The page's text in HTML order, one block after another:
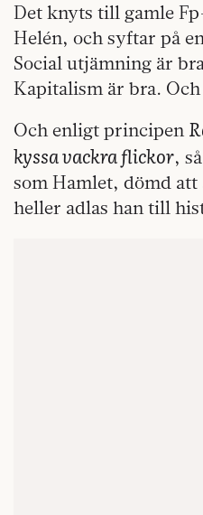
Det knyts till gamle
Helén, och syftar på
Social utjämning är
Kapitalism är bra.
Och enligt principen
kyssa vackra flickor,
som Hamlet, dömd
heller adlas han till